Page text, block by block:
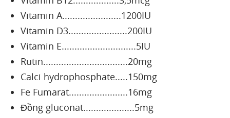
Vitamin A.......................1200IU
Vitamin D3.......................200IU
Vitamin E.............................5IU
Rutin.................................20mg
Calci hydrophosphate.....150mg
Fe Fumarat.......................16mg
Đồng gluconat....................5mg